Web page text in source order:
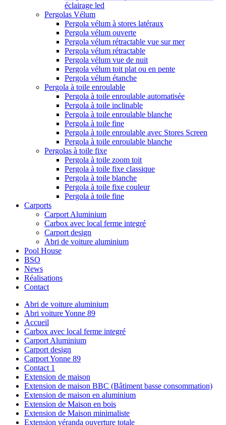
éclairage led
Pergolas Vélum
Pergola vélum à stores latéraux
Pergola vélum ouverte
Pergola vélum rétractable vue sur mer
Pergola vélum rétractable
Pergola vélum vue de nuit
Pergola vélum toit plat ou en pente
Pergola vélum étanche
Pergola à toile enroulable
Pergola à toile enroulable automatisée
Pergola à toile inclinable
Pergola à toile enroulable blanche
Pergola à toile fine
Pergola à toile enroulable avec Stores Screen
Pergola à toile enroulable blanche
Pergolas à toile fixe
Pergola à toile zoom toit
Pergola à toile fixe classique
Pergola à toile blanche
Pergola à toile fixe couleur
Pergola à toile fine
Carports
Carport Aluminium
Carbox avec local ferme integré
Carport design
Abri de voiture aluminium
Pool House
BSO
News
Réalisations
Contact
Abri de voiture aluminium
Abri voiture Yonne 89
Accueil
Carbox avec local ferme integré
Carport Aluminium
Carport design
Carport Yonne 89
Contact 1
Extension de maison
Extension de maison BBC (Bâtiment basse consommation)
Extension de maison en aluminium
Extension de Maison en bois
Extension de Maison minimaliste
Extension véranda ouverture totale